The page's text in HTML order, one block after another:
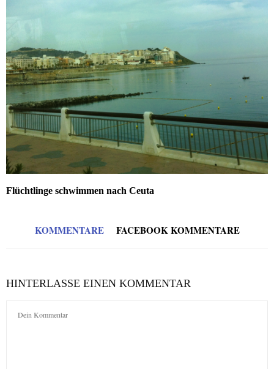
Flüchtlinge schwimmen nach Ceuta
KOMMENTARE FACEBOOK KOMMENTARE
HINTERLASSE EINEN KOMMENTAR